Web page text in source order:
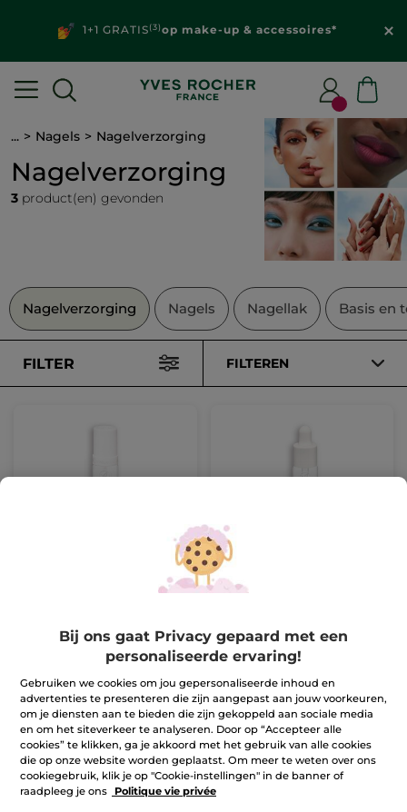
1+1 GRATIS(3)op make-up & accessoires*
... Nagels Nagelverzorging
Nagelverzorging
3 product(en) gevonden
Nagelverzorging Nagels Nagellak Basis en
FILTER FILTEREN
12,90 €
Make-up 1+1*(3)
WINKELMANDJE
Sneldroger voor
nagellak
Pipetfles
13,90 €
Make-up 1+1*(3)
IN
WINKELMANDJE
Bij ons gaat Privacy gepaard met een
personaliseerde ervaring!
Gebruiken we cookies om jou gepersonaliseerde inhoud en
advertenties te presenteren die zijn aangepast aan jouw voorkeuren,
om je diensten aan te bieden die zijn gekoppeld aan sociale media
en om het siteverkeer te analyseren. Door op “Accepteer alle
cookies” te klikken, ga je akkoord met het gebruik van alle cookies
die op onze website worden geplaatst. Om meer te weten over ons
cookiegebruik, klik je op "Cookie-instellingen" in de banner of
raadpleeg je ons
Politique vie privée